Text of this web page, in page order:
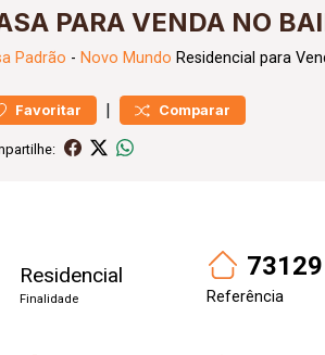
PARA VENDA NO
Padrão - Novo Mundo Residencial para
Favoritar | Comparar
Residencial
Finalidade
73129
Referência